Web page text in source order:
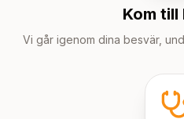
Kom till
Vi går igenom dina besvär,